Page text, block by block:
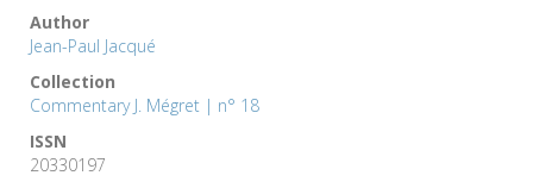
Author
Jean-Paul Jacqué
Collection
Commentary J. Mégret | n° 18
ISSN
20330197